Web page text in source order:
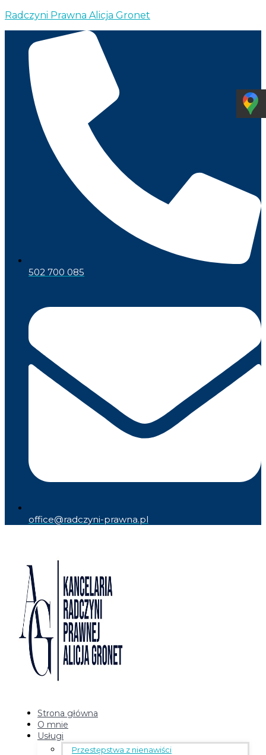
Radczyni Prawna Alicja Gronet
502 700 085
office@radczyni-prawna.pl
Strona główna
O mnie
Usługi
Przestępstwa z nienawiści